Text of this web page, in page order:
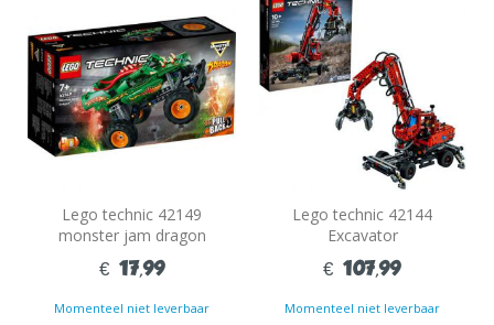
Lego technic 42149
monster jam dragon
€ 17,99
Momenteel niet leverbaar
Lego technic 42144
Excavator
€ 107,99
Momenteel niet leverbaar